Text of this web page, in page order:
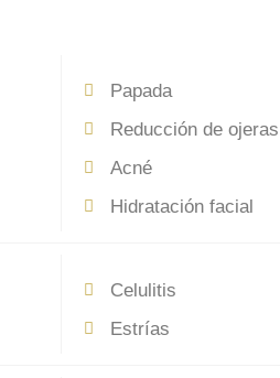
Papada
Reducción de ojeras
Acné
Hidratación facial
Celulitis
Estrías